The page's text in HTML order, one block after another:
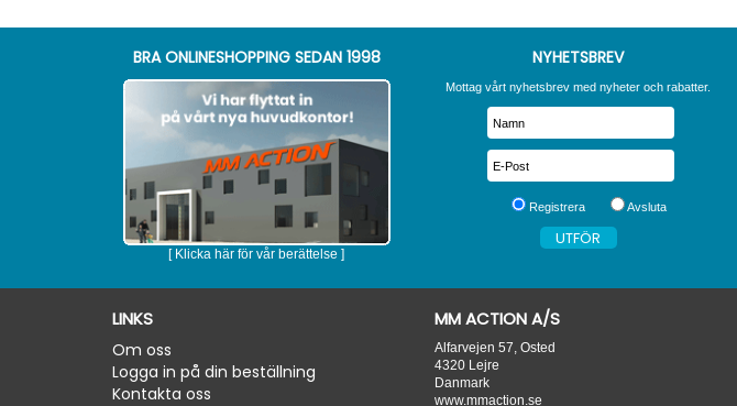
BRA ONLINESHOPPING SEDAN 1998
[ Klicka här för vår berättelse ]
NYHETSBREV
Mottag vårt nyhetsbrev med nyheter och rabatter.
Registrera Avsluta
LINKS
Om oss
Logga in på din beställning
Kontakta oss
MM ACTION A/S
Alfarvejen 57, Osted
4320 Lejre
Danmark
www.mmaction.se